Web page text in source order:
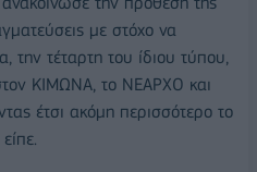
με στόχο να
την τέταρτη του ίδιου τύπου,
ΚΙΜΩΝΑ, το ΝΕΑΡΧΟ και
έτσι ακόμη περισσότερο το